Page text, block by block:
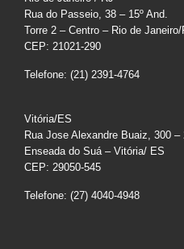
Rua do Passeio, 38 – 15º And.
Torre 2 – Centro – Rio de Janeiro/
CEP: 21021-290
Telefone: (21) 2391-4764
Vitória/ES
Rua Jose Alexandre Buaiz, 300 –
Enseada do Suá – Vitória/ ES
CEP: 29050-545
Telefone: (27) 4040-4948